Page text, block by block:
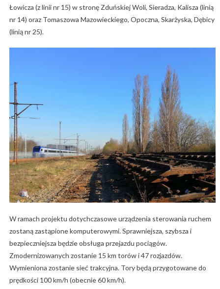
Łowicza (z linii nr 15) w stronę Zduńskiej Woli, Sieradza, Kalisza (linią
nr 14) oraz Tomaszowa Mazowieckiego, Opoczna, Skarżyska, Dębicy
(linią nr 25).
W ramach projektu dotychczasowe urządzenia sterowania ruchem
zostaną zastąpione komputerowymi. Sprawniejsza, szybsza i
bezpieczniejsza będzie obsługa przejazdu pociągów.
Zmodernizowanych zostanie 15 km torów i 47 rozjazdów.
Wymieniona zostanie sieć trakcyjna. Tory będą przygotowane do
prędkości 100 km/h (obecnie 60 km/h).